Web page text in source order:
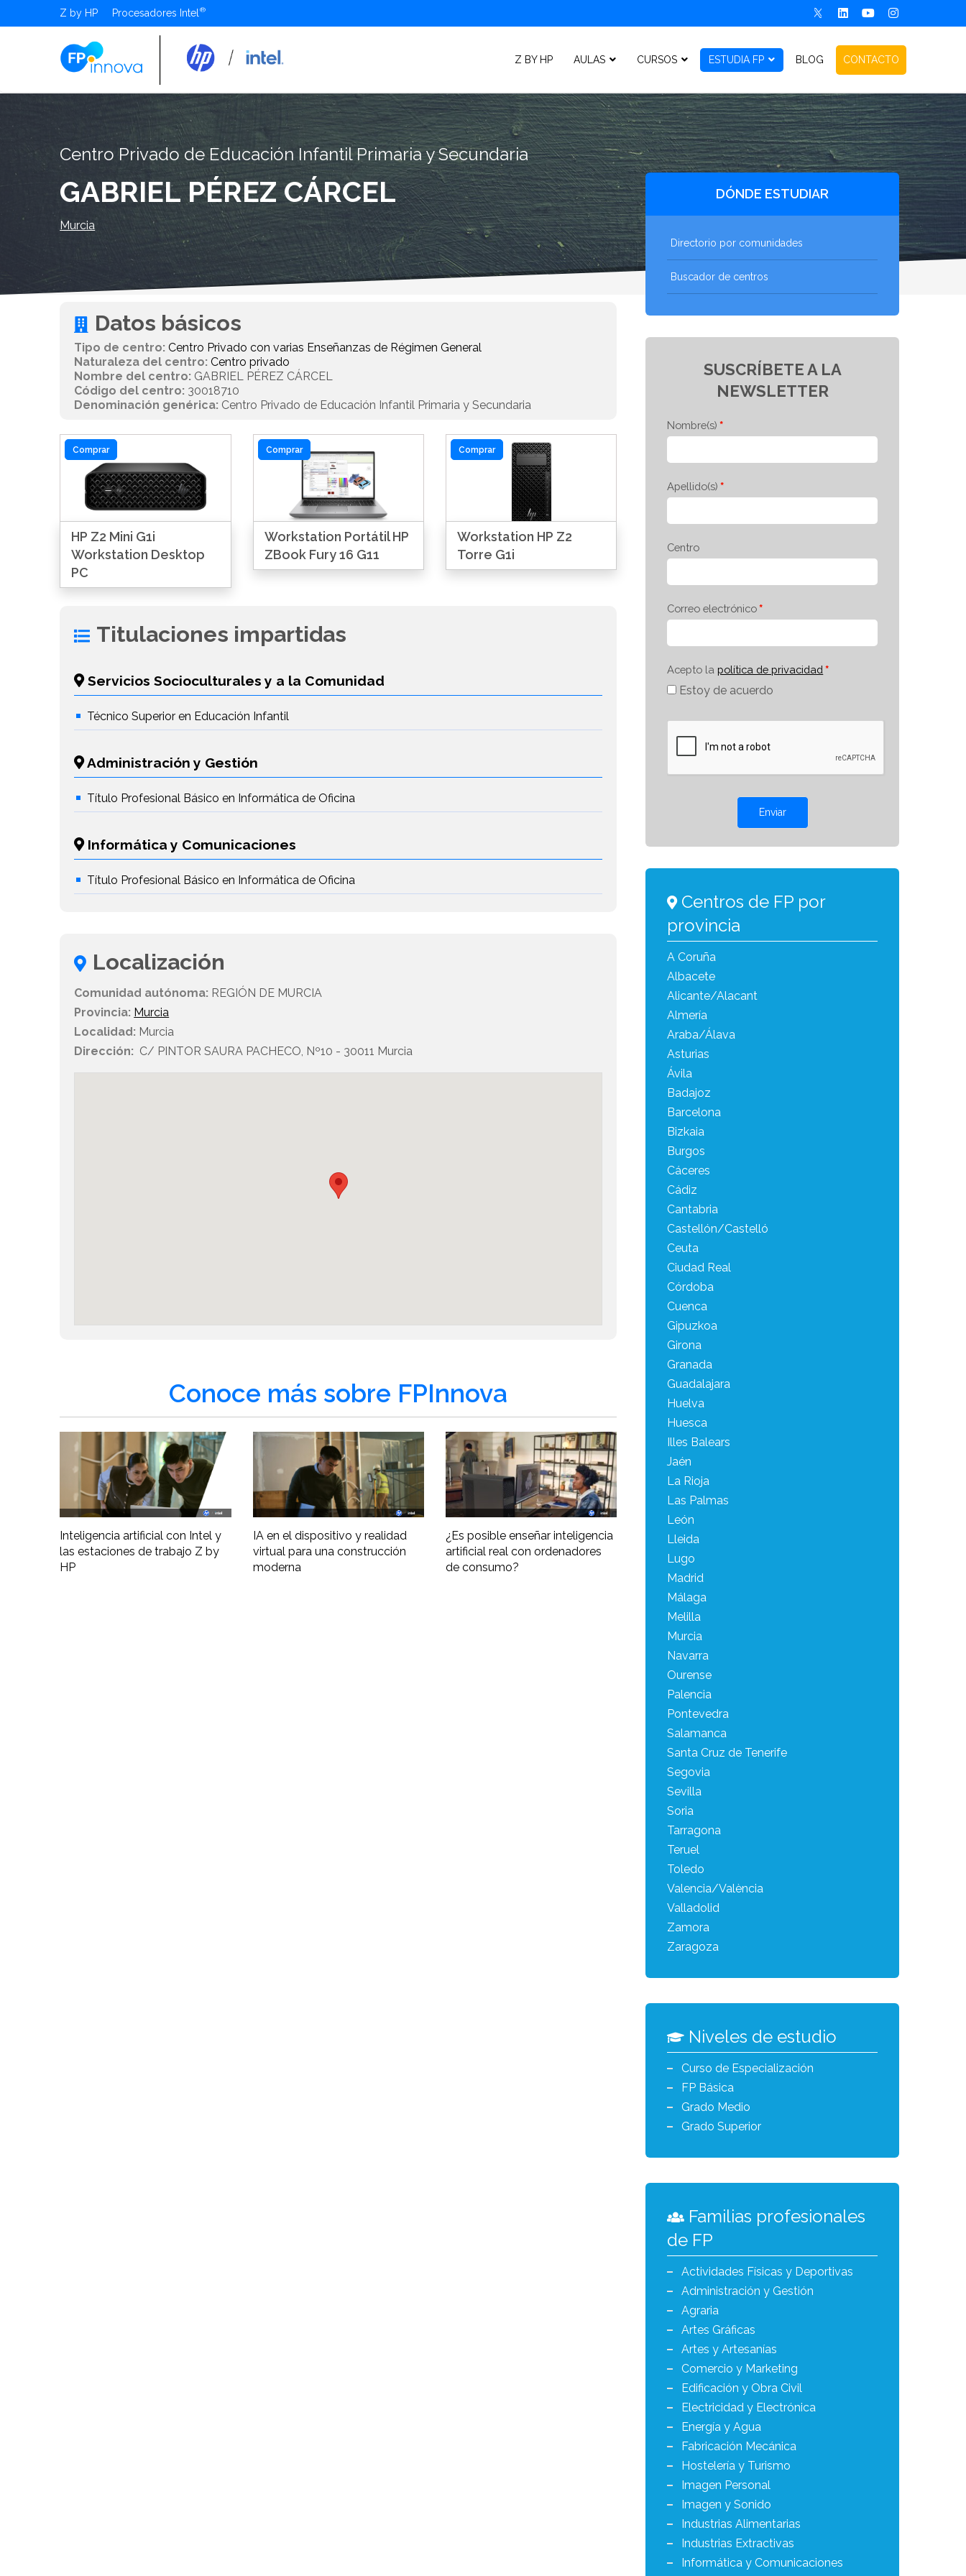
Z by HP Procesadores Intel
Z BY HP AULAS CURSOS ESTUDIA FP BLOG CONTACTO
Centro Privado de Educación Infantil Primaria y Secundaria
GABRIEL PÉREZ CÁRCEL
Murcia
Datos básicos
Tipo de centro: Centro Privado con varias Enseñanzas de Régimen General
Naturaleza del centro: Centro privado
Nombre del centro: GABRIEL PÉREZ CÁRCEL
Código del centro: 30018710
Denominación genérica: Centro Privado de Educación Infantil Primaria y Secundaria
Comprar
HP Z2 Mini G1i
Workstation Desktop
PC
Comprar
Workstation Portátil HP
ZBook Fury 16 G11
Comprar
Workstation HP Z2
Torre G1i
Titulaciones impartidas
Servicios Socioculturales y a la Comunidad
Técnico Superior en Educación Infantil
Administración y Gestión
Título Profesional Básico en Informática de Oficina
Informática y Comunicaciones
Título Profesional Básico en Informática de Oficina
Localización
Comunidad autónoma: REGIÓN DE MURCIA
Provincia: Murcia
Localidad: Murcia
Dirección: C/ PINTOR SAURA PACHECO, Nº10 - 30011 Murcia
Conoce más sobre FPInnova
Inteligencia artificial con Intel y
las estaciones de trabajo Z by
HP
IA en el dispositivo y realidad
virtual para una construcción
moderna
¿Es posible enseñar inteligencia
artificial real con ordenadores
de consumo?
DÓNDE ESTUDIAR
Directorio por comunidades
Buscador de centros
SUSCRÍBETE A LA
NEWSLETTER
Nombre(s)
Apellido(s)
Centro
Correo electrónico
Acepto la política de privacidad
Estoy de acuerdo
Enviar
Centros de FP por
provincia
A Coruña
Albacete
Alicante/Alacant
Almería
Araba/Álava
Asturias
Ávila
Badajoz
Barcelona
Bizkaia
Burgos
Cáceres
Cádiz
Cantabria
Castellón/Castelló
Ceuta
Ciudad Real
Córdoba
Cuenca
Gipuzkoa
Girona
Granada
Guadalajara
Huelva
Huesca
Illes Balears
Jaén
La Rioja
Las Palmas
León
Lleida
Lugo
Madrid
Málaga
Melilla
Murcia
Navarra
Ourense
Palencia
Pontevedra
Salamanca
Santa Cruz de Tenerife
Segovia
Sevilla
Soria
Tarragona
Teruel
Toledo
Valencia/València
Valladolid
Zamora
Zaragoza
Niveles de estudio
Curso de Especialización
FP Básica
Grado Medio
Grado Superior
Familias profesionales
de FP
Actividades Físicas y Deportivas
Administración y Gestión
Agraria
Artes Gráficas
Artes y Artesanías
Comercio y Marketing
Edificación y Obra Civil
Electricidad y Electrónica
Energía y Agua
Fabricación Mecánica
Hostelería y Turismo
Imagen Personal
Imagen y Sonido
Industrias Alimentarias
Industrias Extractivas
Informática y Comunicaciones